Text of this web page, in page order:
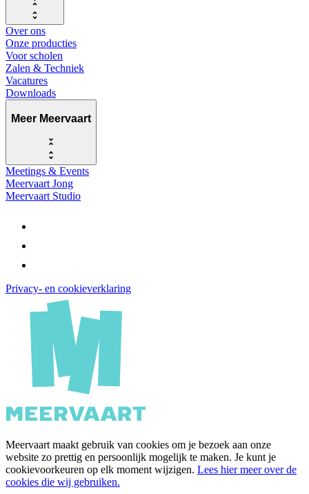
Over ons
Onze producties
Voor scholen
Zalen & Techniek
Vacatures
Downloads
Meer Meervaart
Meetings & Events
Meervaart Jong
Meervaart Studio
Privacy- en cookieverklaring
Meervaart maakt gebruik van cookies om je bezoek aan onze
website zo prettig en persoonlijk mogelijk te maken. Je kunt je
cookievoorkeuren op elk moment wijzigen. Lees hier meer over de
cookies die wij gebruiken.